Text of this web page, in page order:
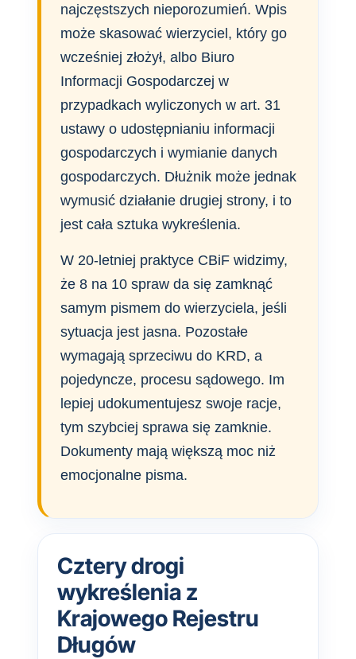
najczęstszych nieporozumień. Wpis
może skasować wierzyciel, który go
wcześniej złożył, albo Biuro
Informacji Gospodarczej w
przypadkach wyliczonych w art. 31
ustawy o udostępnianiu informacji
gospodarczych i wymianie danych
gospodarczych. Dłużnik może jednak
wymusić działanie drugiej strony, i to
jest cała sztuka wykreślenia.
W 20-letniej praktyce CBiF widzimy,
że 8 na 10 spraw da się zamknąć
samym pismem do wierzyciela, jeśli
sytuacja jest jasna. Pozostałe
wymagają sprzeciwu do KRD, a
pojedyncze, procesu sądowego. Im
lepiej udokumentujesz swoje racje,
tym szybciej sprawa się zamknie.
Dokumenty mają większą moc niż
emocjonalne pisma.
Cztery drogi
wykreślenia z
Krajowego Rejestru
Długów